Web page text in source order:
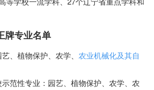
牌专业名单
、植物保护、农学、 农业机械化及其自
范性专业：园艺、植物保护、农学、农